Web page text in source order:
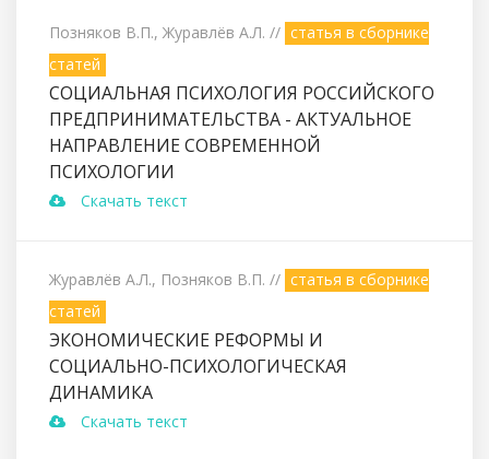
Позняков В.П., Журавлёв А.Л. // статья в сборнике
статей
СОЦИАЛЬНАЯ ПСИХОЛОГИЯ РОССИЙСКОГО
ПРЕДПРИНИМАТЕЛЬСТВА - АКТУАЛЬНОЕ
НАПРАВЛЕНИЕ СОВРЕМЕННОЙ
ПСИХОЛОГИИ
Скачать текст
Журавлёв А.Л., Позняков В.П. // статья в сборнике
статей
ЭКОНОМИЧЕСКИЕ РЕФОРМЫ И
СОЦИАЛЬНО-ПСИХОЛОГИЧЕСКАЯ
ДИНАМИКА
Скачать текст